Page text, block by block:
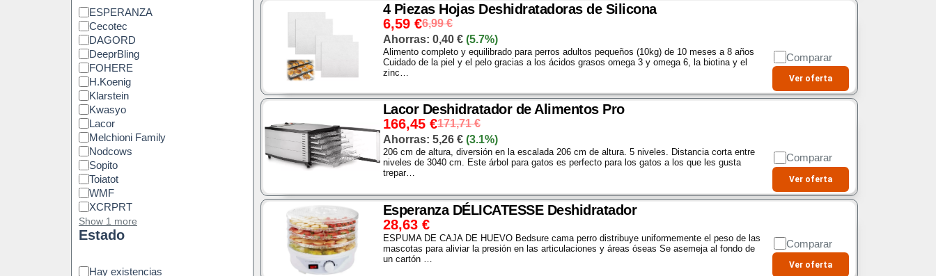
ESPERANZA
Cecotec
DAGORD
DeeprBling
FOHERE
H.Koenig
Klarstein
Kwasyo
Lacor
Melchioni Family
Nodcows
Sopito
Toiatot
WMF
XCRPRT
Show 1 more
Estado
Hay existencias
4 Piezas Hojas Deshidratadoras de Silicona
6,99€
6,59 €
Ahorras: 0,40 € (5.7%)
Alimento completo y equilibrado para perros adultos pequeños (10kg) de 10 meses a 8 años
Cuidado de la piel y el pelo gracias a los ácidos grasos omega 3 y omega 6, la biotina y el
zinc…
Comparar
Ver oferta
Lacor Deshidratador de Alimentos Pro
171,71€
166,45 €
Ahorras: 5,26 € (3.1%)
206 cm de altura, diversión en la escalada 206 cm de altura. 5 niveles. Distancia corta entre
niveles de 3040 cm. Este árbol para gatos es perfecto para los gatos a los que les gusta
trepar…
Comparar
Ver oferta
Esperanza DÉLICATESSE Deshidratador
28,63 €
ESPUMA DE CAJA DE HUEVO Bedsure cama perro distribuye uniformemente el peso de las
mascotas para aliviar la presión en las articulaciones y áreas óseas Se asemeja al fondo de
un cartón …
Comparar
Ver oferta